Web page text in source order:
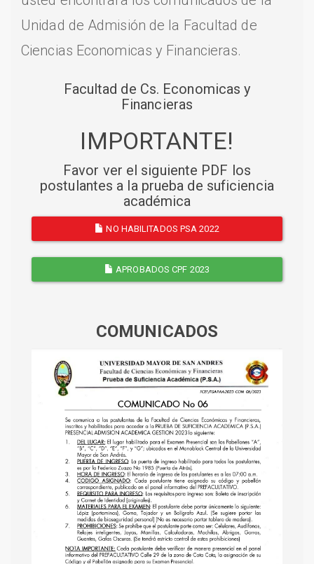
Unidad de Admisión de la Facultad de
Ciencias Economicas y Financieras.
Facultad de Cs. Economicas y
Financieras
IMPORTANTE!
Favor ver el siguiente PDF los
postulantes a la prueba de suficiencia
académica
NO HABILITADOS PSA 2022
APROBADOS CPF 2023
COMUNICADOS